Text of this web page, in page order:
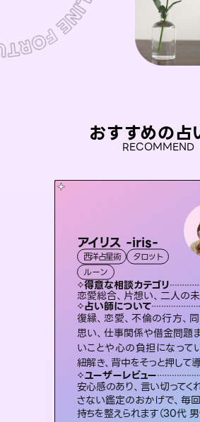
おすすめの占
RECOMMEND
アイリス -iris-
西洋占星術
タロット
ルーン
得意な相談カテゴリ
恋愛総合、片想い、二人の
占い師について
復縁、恋愛、不倫の行方、
思い、仕事関係や借金問題
いことや心の負担になって
紐解き、背中をそっと押して導
ユーザーレビュー
安心感のあり、言い切ってく
さない鑑定のおかげで、毎
持ちを整えられます（30代 男
おう 霊感オラクル
霊視・オーラ
オラクルカード
得意な相談カテゴリ
恋愛総合、あの人の気
占い師について
霊視×オラクルカードを使
「未来」そして「気にな
ち」まで丁寧に読み解き
ントを優しく引き出します
ユーザーレビュー
不安な気持ちが嘘みた
た…！よく視えていらっし
感じました（40代 女性）
セラピスト理恵
霊視・オーラ
スピリチュアル・リーディング
得意な相談カテゴ
片想い、二人の未来
占い師について
連絡再開、復縁、成
多数。セラピストとし
験があるからこそでき
い未来をサポートしま
ユーザーレビュー
とても心温まる鑑定で
らは何も言っていない
しゃるんだなと驚きで
彗望（ すいぼう
霊視・オーラ
スピリチュアル・リー
得意な相談カ
片想い、あの人の
占い師について
3,700年以上の歴史を持つ東洋最古の占術「易占」で詳細まで占い、幸せへ向かう道筋を示します。
ユーザーレビュー
複雑な背景もしっか
いただけました。気
た（50代 女性）
桃源珠羽
スピリチュアル・
得意な相談
片想い、あの人
占い師につい
恋愛のお悩みの
係」の相談を得意
恋人未満なお相
寧に読み解き恋愛
ユーザーレビュー
鑑定していただいて
動すると仲が復活し
とうございました
未来視師＊
霊視・オーラ
スピリチュアル・
得意な相談
出逢い、片想
占い師につ
未来には何パタ
ます。不安で視
たの素敵な未来
選択できるようア
ユーザーレビュ
職場の人の性質や
本当によく視えて
打てて前向きにな